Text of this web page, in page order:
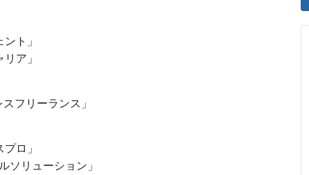
ト」
ア」
フリーランス」
ロ」
ソリューション」